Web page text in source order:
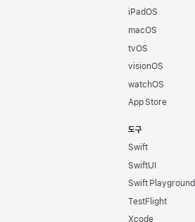
iPadOS
macOS
tvOS
visionOS
watchOS
App Store
도구
Swift
SwiftUI
Swift Playground
TestFlight
Xcode